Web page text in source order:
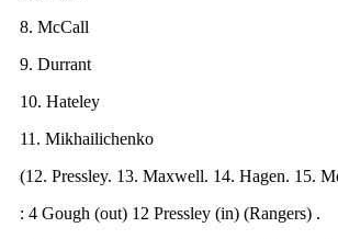
8. McCall
9. Durrant
10. Hateley
11. Mikhailichenko
(12. Pressley. 13. Maxwell. 14. Hagen. 15.
: 4 Gough (out) 12 Pressley (in) (Rangers) .